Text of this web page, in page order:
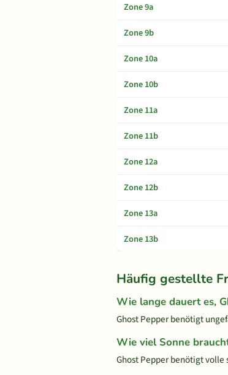
Zone 9a
Zone 9b
Zone 10a
Zone 10b
Zone 11a
Zone 11b
Zone 12a
Zone 12b
Zone 13a
Zone 13b
Häufig gestellte
Wie lange dauert es,
Ghost Pepper benötigt
Wie viel Sonne
Ghost Pepper benötigt volle